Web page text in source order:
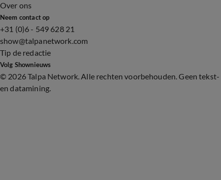
Over ons
Neem contact op
+31 (0)6 - 549 628 21
show@talpanetwork.com
Tip de redactie
Volg Shownieuws
© 2026 Talpa Network. Alle rechten voorbehouden. Geen tekst-
en datamining.